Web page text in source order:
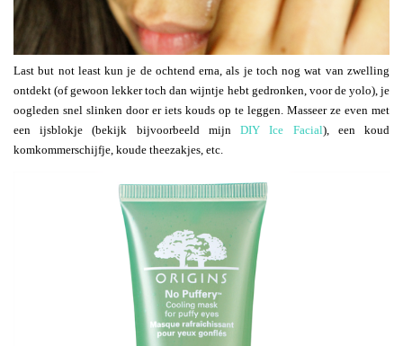
Last but not least kun je de ochtend erna, als je toch nog wat van zwelling
ontdekt (of gewoon lekker toch dan wijntje hebt gedronken, voor de yolo), je
oogleden snel slinken door er iets kouds op te leggen. Masseer ze even met
een ijsblokje (bekijk bijvoorbeeld mijnDIY Ice Facial), een koud
komkommerschijfje, koude theezakjes, etc.